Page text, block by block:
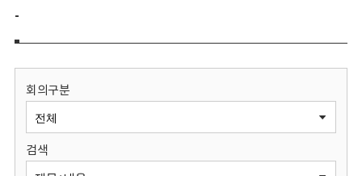
보
원
-
회의구분
검색